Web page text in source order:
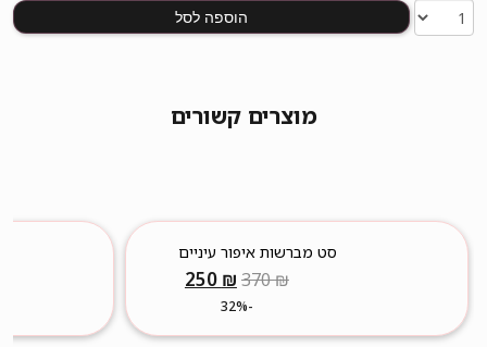
הוספה לסל
מוצרים קשורים
סט מברשות איפור עיניים
איכותי במיוחד
370₪
המחיר
המקורי
250 ₪
-32%